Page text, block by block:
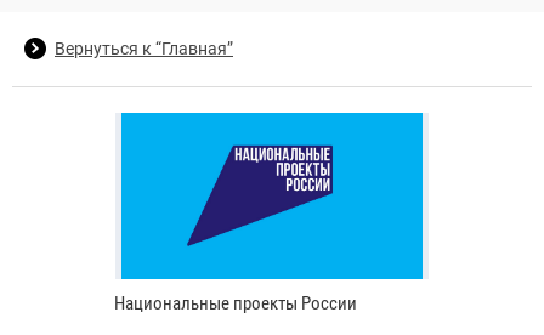
Вернуться к “Главная”
Национальные проекты России